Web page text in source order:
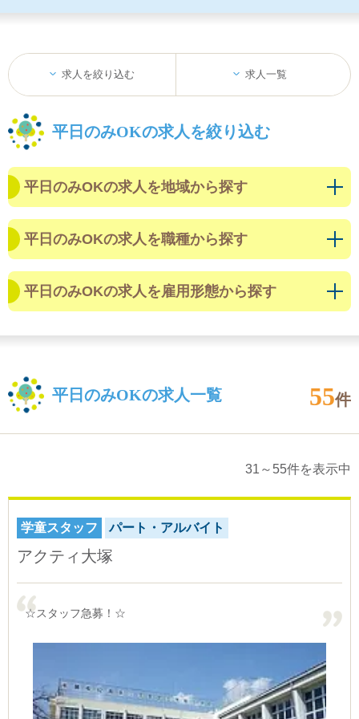
求人を絞り込む 求人一覧
平日のみOKの求人を絞り込む
平日のみOKの求人を地域から探す
平日のみOKの求人を職種から探す
平日のみOKの求人を雇用形態から探す
平日のみOKの求人一覧 55件
31～55件を表示中
学童スタッフ パート・アルバイト
アクティ大塚
☆スタッフ急募！☆